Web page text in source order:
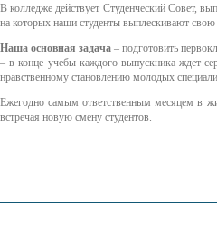
В колледже действует Студенческий Совет,
на которых наши студенты выплескивают
Наша основная задача – подготовить
– в конце учебы каждого выпускника ждет
нравственному становлению молодых
Ежегодно самым ответственным месяцем в
встречая новую смену студентов.